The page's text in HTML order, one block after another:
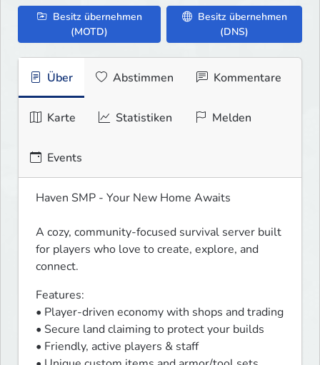
Besitz übernehmen
(MOTD)
Besitz übernehmen
(DNS)
Über Abstimmen Kommentare
Karte Statistiken Melden
Events
Haven SMP - Your New Home Awaits
A cozy, community‑focused survival server built
for players who love to create, explore, and
connect.
Features:
• Player‑driven economy with shops and trading
• Secure land claiming to protect your builds
• Friendly, active players & staff